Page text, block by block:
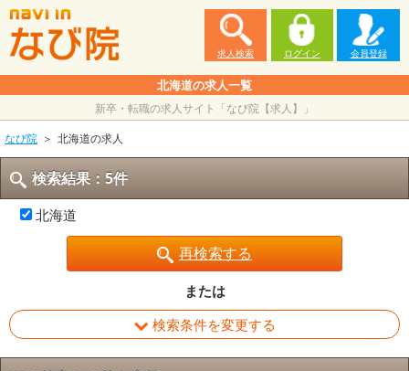
求人検索 ログイン 会員登録
北海道の求人一覧
新卒・転職の求人サイト「なび院【求人】」
なび院
北海道の求人
検索結果：5件
北海道
再検索する
または
検索条件を変更する